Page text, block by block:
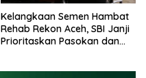
Kelangkaan Semen Hambat
Rehab Rekon Aceh, SBI Janji
Prioritaskan Pasokan dan